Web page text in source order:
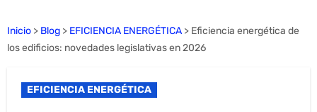
Inicio> Blog> EFICIENCIA ENERGÉTICA> Eficiencia energética de
los edificios: novedades legislativas en 2026
EFICIENCIA ENERGÉTICA